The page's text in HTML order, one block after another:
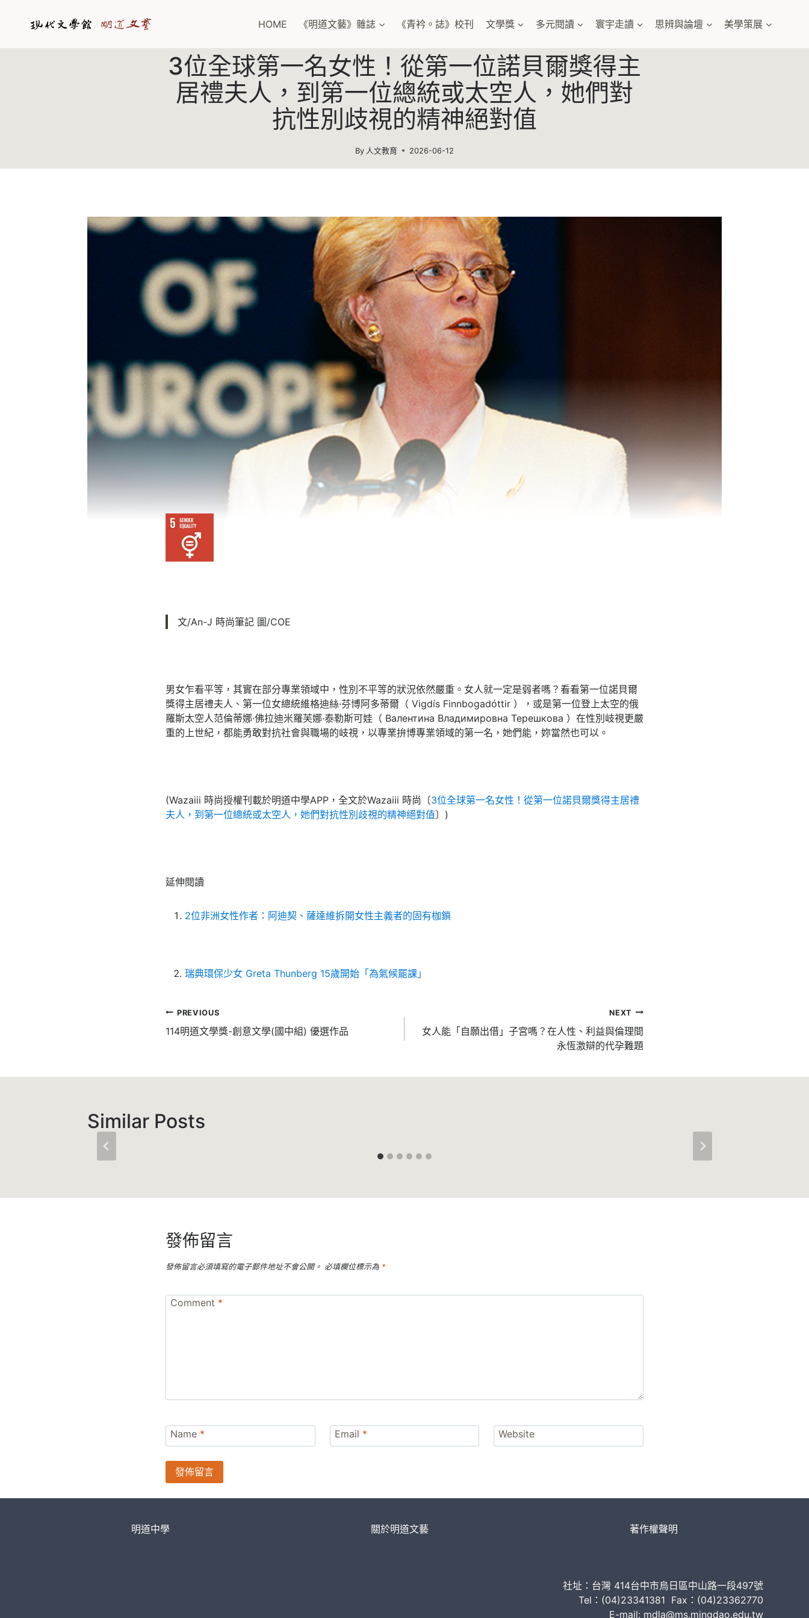
HOME 《明道文藝》雜誌 《青衿。誌》校刊 文學獎 多元閱讀 寰宇走讀 思辨與論壇 美學策展
3位全球第一名女性！從第一位諾貝爾獎得主
居禮夫人，到第一位總統或太空人，她們對
抗性別歧視的精神絕對值
By 人文教育 2026-06-12
文/An-J 時尚筆記 圖/COE
男女乍看平等，其實在部分專業領域中，性別不平等的狀況依然嚴重。女人就一定是弱者嗎？看看第一位諾貝爾
獎得主居禮夫人、第一位女總統維格迪絲·芬博阿多蒂爾（ Vigdís Finnbogadóttir ），或是第一位登上太空的俄
羅斯太空人范倫蒂娜·佛拉迪米羅芙娜·泰勒斯可娃（ Валентина Владимировна Терешкова ）在性別岐視更嚴
重的上世紀，都能勇敢對抗社會與職場的岐視，以專業拚博專業領域的第一名，她們能，妳當然也可以。
(Wazaiii 時尚授權刊載於明道中學APP，全文於Wazaiii 時尚〔3位全球第一名女性！從第一位諾貝爾獎得主居禮
夫人，到第一位總統或太空人，她們對抗性別歧視的精神絕對值〕)
延伸閱讀
2位非洲女性作者：阿迪契、薩達維拆開女性主義者的固有枷鎖
瑞典環保少女 Greta Thunberg 15歲開始「為氣候罷課」
文
章
覽
PREVIOUS
114明道文學獎-創意文學(國中組) 優選作品
NEXT
女人能「自願出借」子宮嗎？在人性、利益與倫理間
永恆激辯的代孕難題
Similar Posts
發佈留言
發佈留言必須填寫的電子郵件地址不會公開。 必填欄位標示為 *
Comment *
Name * Email * Website
明道中學 關於明道文藝 著作權聲明
社址：台灣 414台中市烏日區中山路一段497號
Tel：(04)23341381 Fax：(04)23362770
E-mail: mdla@ms.mingdao.edu.tw